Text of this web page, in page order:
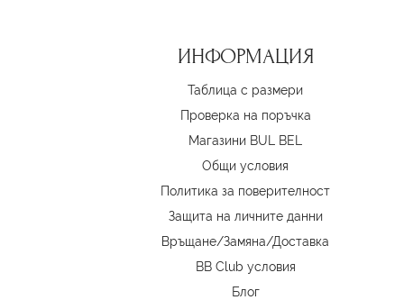
ИНФОРМАЦИЯ
Таблица с размери
Проверка на поръчка
Магазини BUL BEL
Oбщи условия
Политика за поверителност
Защита на личните данни
Връщане/Замяна/Доставка
BB Club условия
Блог